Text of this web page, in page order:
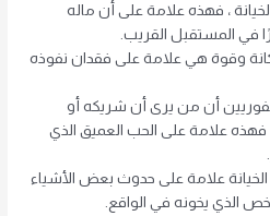
، فهذه علامة على أن ماله
المستقبل القريب.
وقوة هي علامة على فقدان نفوذه
أن من يرى أن شريكه أو
فهذه علامة على الحب العميق الذي
علامة على حدوث بعض الأشياء
الذي يخونه في الواقع.